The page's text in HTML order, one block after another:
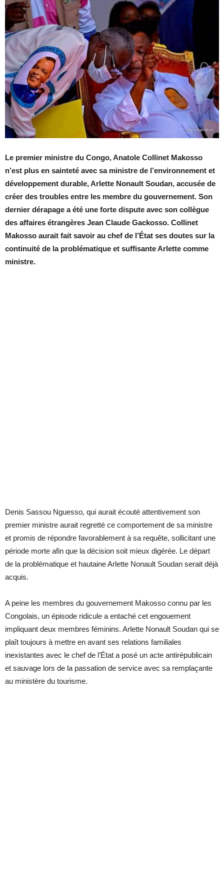
Le premier ministre du Congo, Anatole Collinet Makosso
n’est plus en sainteté avec sa ministre de l’environnement et
développement durable, Arlette Nonault Soudan, accusée de
créer des troubles entre les membre du gouvernement. Son
dernier dérapage a été une forte dispute avec son collègue
des affaires étrangères Jean Claude Gackosso. Collinet
Makosso aurait fait savoir au chef de l’État ses doutes sur la
continuité de la problématique et suffisante Arlette comme
ministre.
Denis Sassou Nguesso, qui aurait écouté attentivement son
premier ministre aurait regretté ce comportement de sa ministre
et promis de répondre favorablement à sa requête, sollicitant une
période morte afin que la décision soit mieux digérée. Le départ
de la problématique et hautaine Arlette Nonault Soudan serait déjà
acquis.
A peine les membres du gouvernement Makosso connu par les
Congolais, un épisode ridicule a entaché cet engouement
impliquant deux membres féminins. Arlette Nonault Soudan qui se
plaît toujours à mettre en avant ses relations familiales
inexistantes avec le chef de l’État a posé un acte antirépublicain
et sauvage lors de la passation de service avec sa remplaçante
au ministère du tourisme.